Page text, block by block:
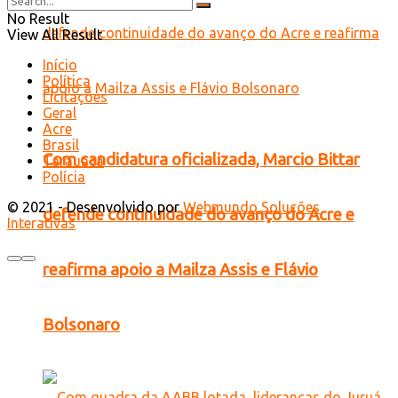
Com candidatura oficializada, Marcio Bittar
defende continuidade do avanço do Acre e
reafirma apoio a Mailza Assis e Flávio
Bolsonaro
No Result
View All Result
Início
Política
Licitações
Geral
Acre
Brasil
Tarauacá
Polícia
© 2021 - Desenvolvido porWebmundo Soluções
Interativas